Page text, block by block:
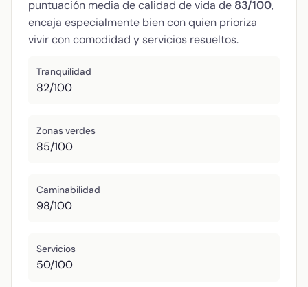
puntuación media de calidad de vida de 83/100,
encaja especialmente bien con quien prioriza
vivir con comodidad y servicios resueltos.
Tranquilidad
82/100
Zonas verdes
85/100
Caminabilidad
98/100
Servicios
50/100